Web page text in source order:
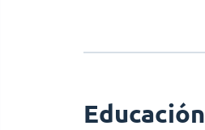
Educación